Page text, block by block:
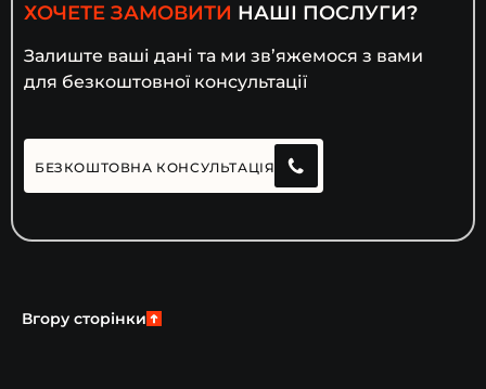
ХОЧЕТЕ ЗАМОВИТИ НАШІ ПОСЛУГИ?
Залиште ваші дані та ми зв’яжемося з вами
для безкоштовної консультації
БЕЗКОШТОВНА КОНСУЛЬТАЦІЯ
Вгору сторінки